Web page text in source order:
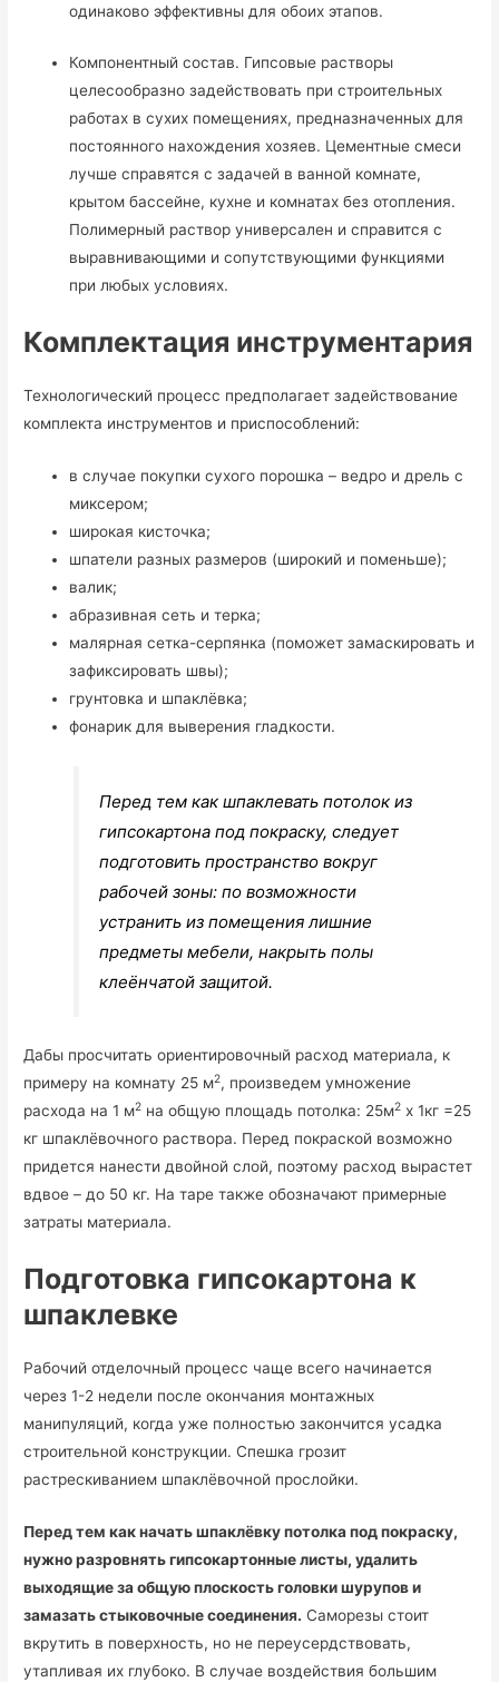
одинаково эффективны для обоих этапов.
Компонентный состав. Гипсовые растворы
целесообразно задействовать при строительных
работах в сухих помещениях, предназначенных для
постоянного нахождения хозяев. Цементные смеси
лучше справятся с задачей в ванной комнате,
крытом бассейне, кухне и комнатах без отопления.
Полимерный раствор универсален и справится с
выравнивающими и сопутствующими функциями
при любых условиях.
Комплектация инструментария
Технологический процесс предполагает задействование
комплекта инструментов и приспособлений:
в случае покупки сухого порошка – ведро и дрель с
миксером;
широкая кисточка;
шпатели разных размеров (широкий и поменьше);
валик;
абразивная сеть и терка;
малярная сетка-серпянка (поможет замаскировать и
зафиксировать швы);
грунтовка и шпаклёвка;
фонарик для выверения гладкости.
Перед тем как шпаклевать потолок из
гипсокартона под покраску, следует
подготовить пространство вокруг
рабочей зоны: по возможности
устранить из помещения лишние
предметы мебели, накрыть полы
клеёнчатой защитой.
Дабы просчитать ориентировочный расход материала, к
примеру на комнату 25 м2, произведем умножение
расхода на 1 м2 на общую площадь потолка: 25м2 х 1кг =25
кг шпаклёвочного раствора. Перед покраской возможно
придется нанести двойной слой, поэтому расход вырастет
вдвое – до 50 кг. На таре также обозначают примерные
затраты материала.
Подготовка гипсокартона к
шпаклевке
Рабочий отделочный процесс чаще всего начинается
через 1-2 недели после окончания монтажных
манипуляций, когда уже полностью закончится усадка
строительной конструкции. Спешка грозит
растрескиванием шпаклёвочной прослойки.
Перед тем как начать шпаклёвку потолка под покраску,
нужно разровнять гипсокартонные листы, удалить
выходящие за общую плоскость головки шурупов и
замазать стыковочные соединения. Саморезы стоит
вкрутить в поверхность, но не переусердствовать,
утапливая их глубоко. В случае воздействия большим